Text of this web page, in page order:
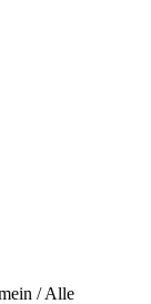
/ Alle